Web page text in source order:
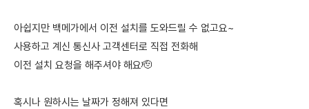
아쉽지만 백메가에서 이전 설치를 도와드릴 수 없고요~
사용하고 계신 통신사 고객센터로 직접 전화해
이전 설치 요청을 해주셔야 해요🫡
혹시나 원하시는 날짜가 정해져 있다면